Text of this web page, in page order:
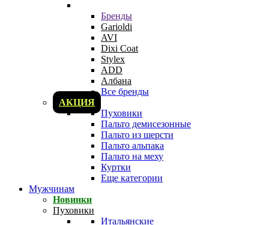
Бренды
Garioldi
AVI
Dixi Coat
Stylex
ADD
Албана
Все бренды
АКЦИЯ
Пуховики
Пальто демисезонные
Пальто из шерсти
Пальто альпака
Пальто на меху
Куртки
Еще категории
Мужчинам
Новинки
Пуховики
Итальянские